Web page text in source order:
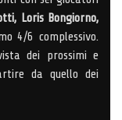
Loris Bongiorno,
4/6 complessivo.
dei prossimi e
da quello dei